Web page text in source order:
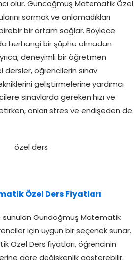
olur. Gündoğmuş Matematik Özel
sormak ve anlamadıkları
bir ortam sağlar. Böylece
herhangi bir şüphe olmadan
deneyimli bir öğretmen
dersler, öğrencilerin sınav
geliştirmelerine yardımcı
sınavlarda gereken hızı ve
onları stres ve endişeden de
Özel Ders Fiyatları
sunulan Gündoğmuş Matematik
için uygun bir seçenek sunar.
Özel Ders fiyatları, öğrencinin
göre değişkenlik gösterebilir.